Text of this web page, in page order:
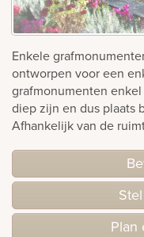
Enkele
ontworpen voor een
grafmonumenten
diep zijn en dus plaats
Afhankelijk van de
Stel
Plan